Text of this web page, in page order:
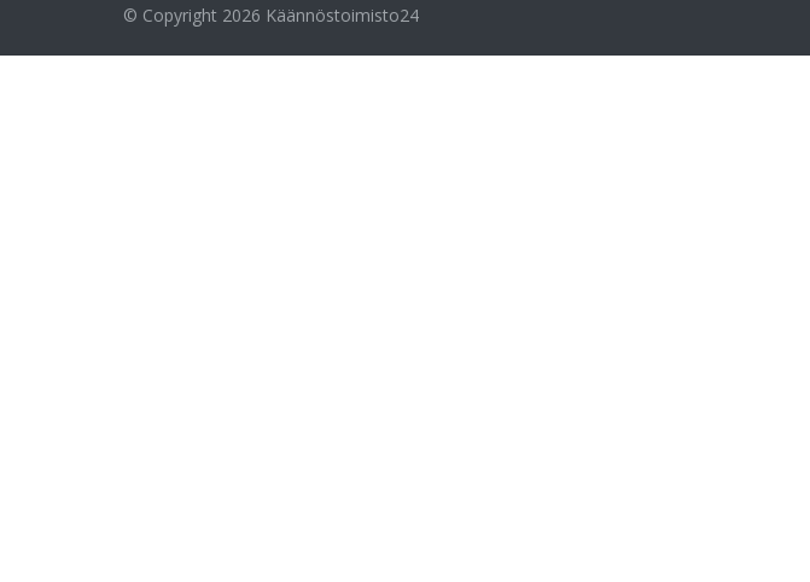
© Copyright 2026 Käännöstoimisto24